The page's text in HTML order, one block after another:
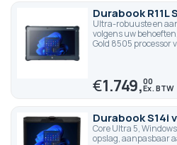
Durabook R11L
Ultra-robuuste en
volgens uw
Gold 8505 processor
€1.749,00
Durabook S14i
Core Ultra 5, Windows
opslag, aanpasbaar